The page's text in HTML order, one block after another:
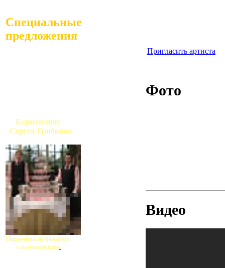
Специальные
предложения
Бармен-шоу
Сергея Грибкова
Пирамида из бокалов
с шампанским
Пригласить артиста
Фото
Видео